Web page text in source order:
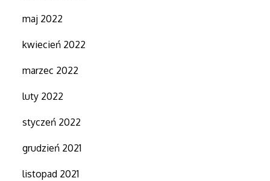
maj 2022
kwiecień 2022
marzec 2022
luty 2022
styczeń 2022
grudzień 2021
listopad 2021